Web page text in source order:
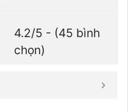
4.2/5 - (45 bình
chọn)